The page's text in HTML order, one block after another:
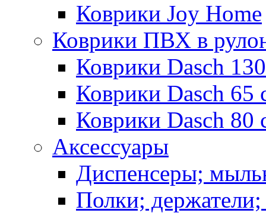
Коврики Joy Home
Коврики ПВХ в
Коврики Dasch
Коврики Dasch 65
Коврики Dasch 80
Аксессуары
Диспенсеры;
Полки;